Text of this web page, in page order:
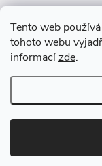
Tento web
tohoto webu
informacízde.
Vytvořil a
Copyright 2026